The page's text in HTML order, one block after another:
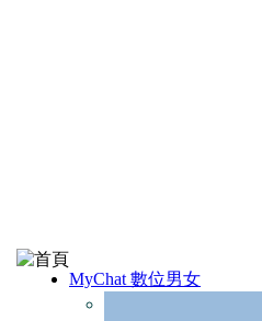
MyChat 數位男女